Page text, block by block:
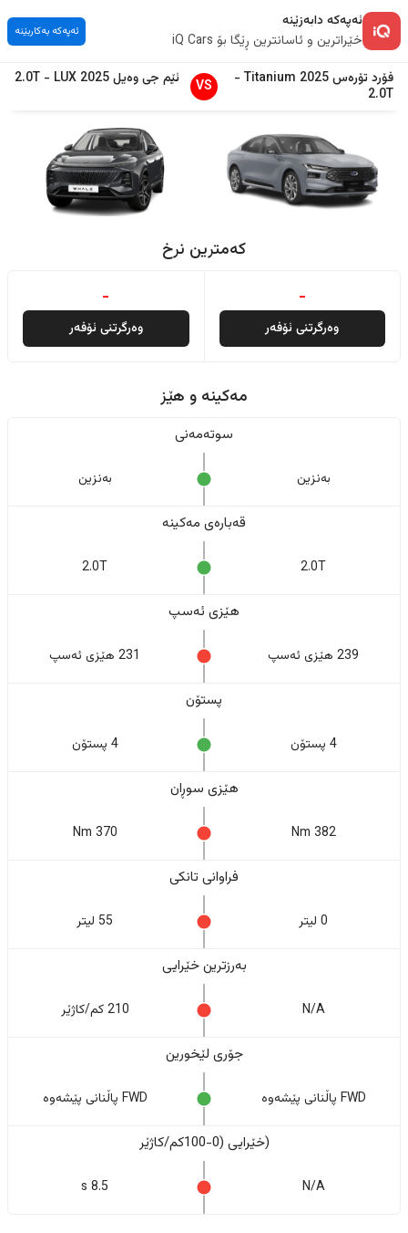
ئەپەکە دابەزێنە
خێراترین و ئاسانترین ڕێگا بۆ iQ Cars
ئەپەکە بەکاربێنە
فۆردتۆرەس2025
Titanium
-
2.0T
VS ئێم جیوەیل2025
LUX
-
2.0T
کەمترین نرخ
-
وەرگرتنی ئۆفەر
-
وەرگرتنی ئۆفەر
مەکینە و هێز
سوتەمەنی
بەنزین بەنزین
قەبارەی مەکینە
2.0T
2.0T
هێزی ئەسپ
239 هێزی ئەسپ 231 هێزی ئەسپ
پستۆن
4 پستۆن 4 پستۆن
هێزی سوڕان
382 Nm
370 Nm
فراوانی تانکی
0 لیتر 55 لیتر
بەرزترین خێرایی
N/A 210 کم/کاژێر
جۆری لێخورین
FWD پاڵنانی پێشەوە FWD پاڵنانی پێشەوە
(خێرایی (0-100کم/کاژێر
N/A
8.5 s